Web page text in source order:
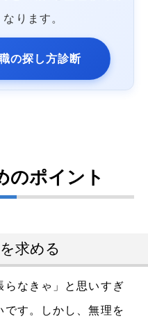
ります。
の探し方診断
のポイント
求める
らなきゃ」と思いすぎ
す。しかし、無理を